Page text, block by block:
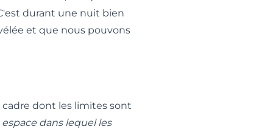
durant une nuit bien
et que nous pouvons
cadre dont les limites sont
dans lequel les